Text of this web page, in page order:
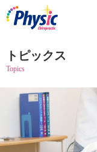
トピックス
Topics